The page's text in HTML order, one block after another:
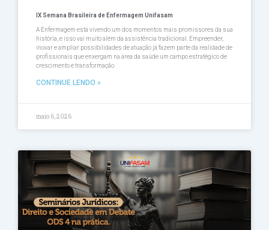
IX Semana Brasileira de Enfermagem Unifasam
A Enfermagem está vivendo um dos momentos mais promissores da sua
história, e isso vai muito além da assistência tradicional. Empreender,
inovar e ampliar possibilidades de atuação já fazem parte da realidade de
profissionais que enxergam na área da saúde um campo estratégico de
crescimento e transformação.
CONTINUE LENDO »
maio 6, 2026